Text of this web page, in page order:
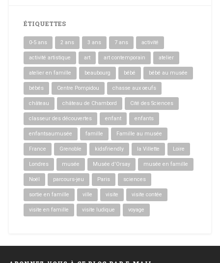
ÉTIQUETTES
0-5 ans 2 ans 3 ans 7 ans activité
activité artistique art art contemporain atelier
atelier en famille beaubourg bébé bébé au musée
bébés Centre Pompidou chasse aux oeufs
château château de Chambord Cité des Sciences
classeur des découvertes enfant enfants
enfantsaumusée famille Famille au musée
France Grenoble kidsfriendly la Villette Loire
Londres musée Musée d'Orsay musée en famille
Noël parcours-jeu Paris sciences
sortie en famille ville visite visite contée
visite en famille visite ludique voyage